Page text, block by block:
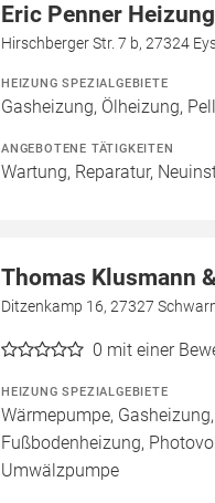
Eric Penner
Hirschberger Str. 7 b, 27324
HEIZUNG SPEZIALGEBIETE
Gasheizung, Ölheizung,
ANGEBOTENE TÄTIGKEITEN
Wartung, Reparatur,
Thomas Klusmann
Ditzenkamp 16, 27327
0 mit einer
HEIZUNG SPEZIALGEBIETE
Wärmepumpe,
Fußbodenheizung,
Umwälzpumpe